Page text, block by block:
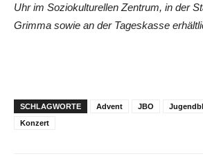
Uhr im Soziokulturellen Zentrum, in der
Grimma sowie an der Tageskasse
SCHLAGWORTE Advent JBO
Konzert